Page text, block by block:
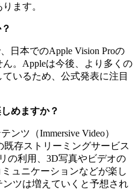
ます。
日本でのApple Vision Proの
。Appleは今後、より多くの
いるため、公式発表に注目
めますか？
ンツ（Immersive Video）
既存ストリーミングサービス
の利用、3D写真やビデオの
ュニケーションなどが楽し
ツは増えていくと予想され